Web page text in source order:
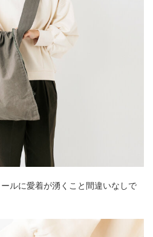
ルに愛着が湧くこと間違いなしで